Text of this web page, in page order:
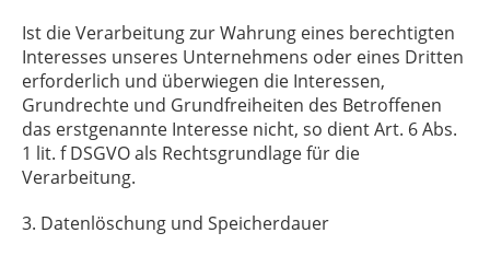
Ist die Verarbeitung zur Wahrung eines berechtigten
Interesses unseres Unternehmens oder eines Dritten
erforderlich und überwiegen die Interessen,
Grundrechte und Grundfreiheiten des Betroffenen
das erstgenannte Interesse nicht, so dient Art. 6 Abs.
1 lit. f DSGVO als Rechtsgrundlage für die
Verarbeitung.
3. Datenlöschung und Speicherdauer